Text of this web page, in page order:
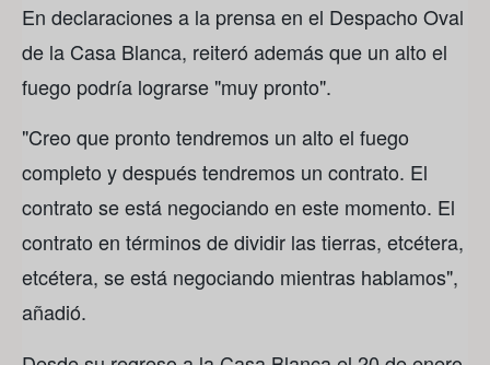
En declaraciones a la prensa en el Despacho Oval
de la Casa Blanca, reiteró además que un alto el
fuego podría lograrse "muy pronto".
"Creo que pronto tendremos un alto el fuego
completo y después tendremos un contrato. El
contrato se está negociando en este momento. El
contrato en términos de dividir las tierras, etcétera,
etcétera, se está negociando mientras hablamos",
añadió.